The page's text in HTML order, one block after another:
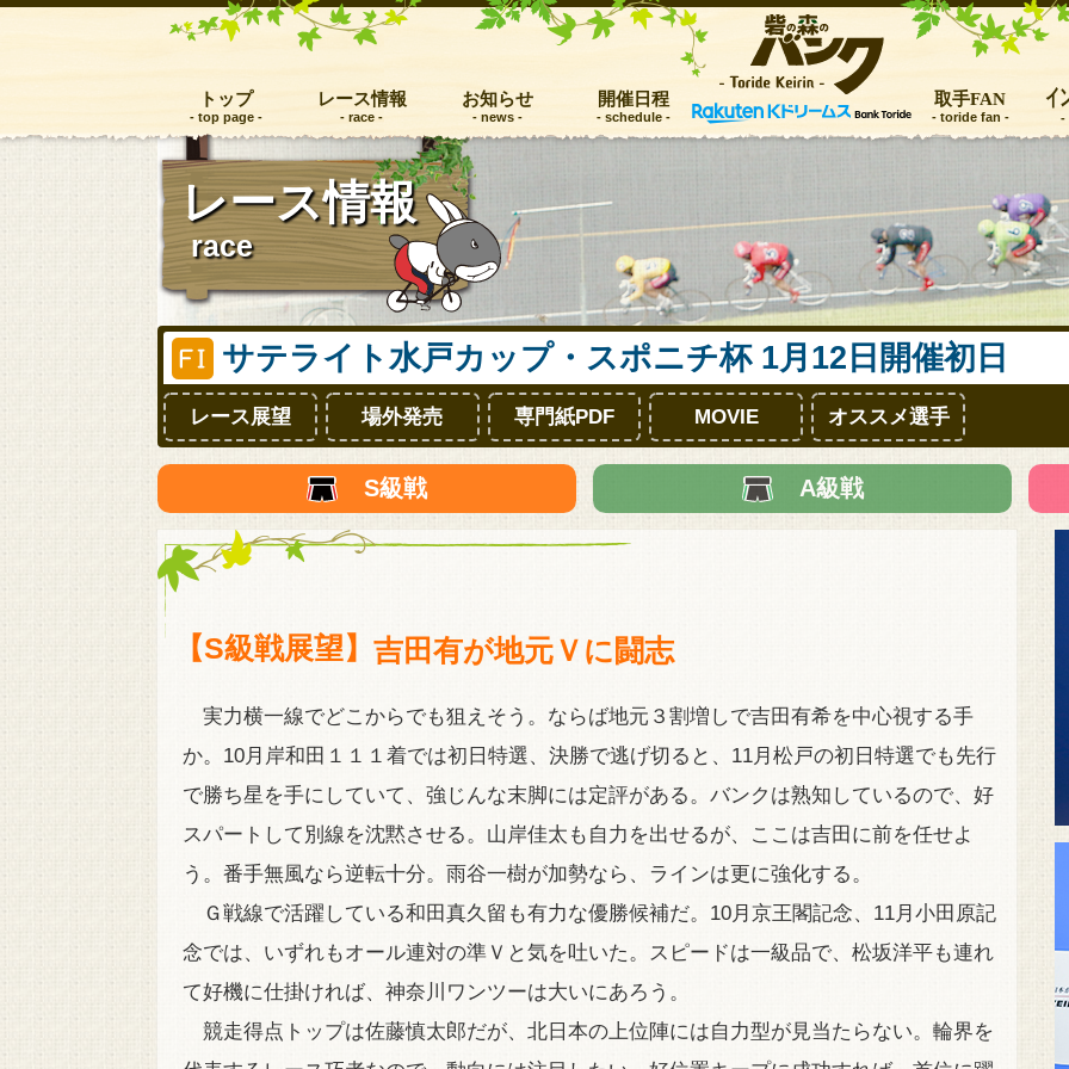
トップ レース情報 お知らせ 開催日程 取手FAN イ
レース情報
お知らせ
開催日程
取手FAN
インフォメーション
レース情報
race
サテライト水戸カップ・スポニチ杯 1月12日開催初日
レース展望 場外発売 専門紙PDF MOVIE オススメ選手
S級戦 A級戦
【S級戦展望】 吉田有が地元Ｖに闘志
実力横一線でどこからでも狙えそう。ならば地元３割増しで吉田有希を中心視する手
か。10月岸和田１１１着では初日特選、決勝で逃げ切ると、11月松戸の初日特選でも先行
で勝ち星を手にしていて、強じんな末脚には定評がある。バンクは熟知しているので、好
スパートして別線を沈黙させる。山岸佳太も自力を出せるが、ここは吉田に前を任せよ
う。番手無風なら逆転十分。雨谷一樹が加勢なら、ラインは更に強化する。
Ｇ戦線で活躍している和田真久留も有力な優勝候補だ。10月京王閣記念、11月小田原記
念では、いずれもオール連対の準Ｖと気を吐いた。スピードは一級品で、松坂洋平も連れ
て好機に仕掛ければ、神奈川ワンツーは大いにあろう。
競走得点トップは佐藤慎太郎だが、北日本の上位陣には自力型が見当たらない。輪界を